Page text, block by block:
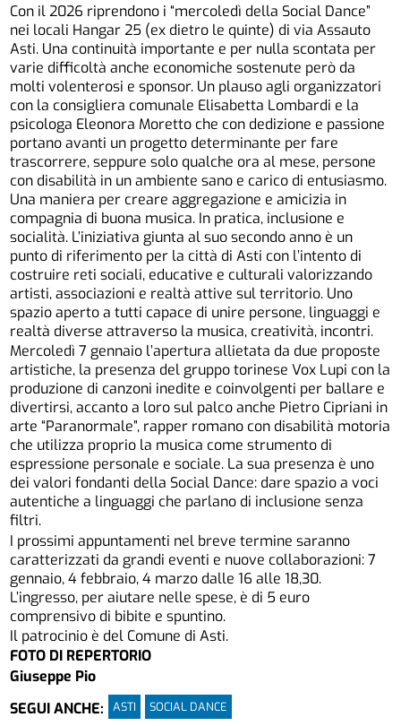
Con il 2026 riprendono i “mercoledì della Social Dance”
nei locali Hangar 25 (ex dietro le quinte) di via Assauto
Asti. Una continuità importante e per nulla scontata per
varie difficoltà anche economiche sostenute però da
moltivolenterosi esponsor. Un plauso agli organizzatori
con la consigliera comunale Elisabetta Lombardi e la
psicologa Eleonora Moretto che con dedizione e passione
portano avanti un progetto determinante per fare
trascorrere, seppure solo qualche ora al mese, persone
con disabilità in un ambiente sano e carico di entusiasmo.
Una maniera per creare aggregazione e amicizia in
compagnia di buona musica. In pratica, inclusione e
socialità. L’iniziativa giunta alsuo secondo anno è un
punto di riferimento per la città di Asti con l’intento di
costruire reti sociali, educative e culturali valorizzando
artisti, associazioni e realtà attive sul territorio. Uno
spazio aperto a tutti capace di unire persone, linguaggi e
realtà diverse attraverso la musica, creatività, incontri.
Mercoledì 7 gennaio l’apertura allietata da due proposte
artistiche, la presenza del gruppo torinese Vox Lupi con la
produzione di canzoni inedite e coinvolgenti per ballare e
divertirsi, accanto a loro sul palco anche Pietro Cipriani in
arte “Paranormale”, rapper romano con disabilità motoria
che utilizza proprio la musica come strumento di
espressione personale e sociale. La sua presenza è uno
dei valori fondanti della Social Dance: dare spazio a voci
autentiche a linguaggi che parlano di inclusione senza
filtri.
I prossimi appuntamenti nel breve terminesaranno
caratterizzati da grandi eventi e nuove collaborazioni: 7
gennaio, 4 febbraio, 4 marzo dalle 16alle 18,30.
L’ingresso, per aiutare nelle spese, è di 5 euro
comprensivo di bibite e spuntino.
Il patrocinio è del Comune di Asti.
FOTO DI REPERTORIO
Giuseppe Pio
SEGUI ANCHE:
ASTI SOCIAL DANCE